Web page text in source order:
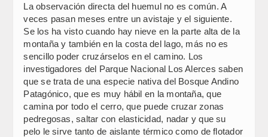
La observación directa del huemul no es común. A
veces pasan meses entre un avistaje y el siguiente.
Se los ha visto cuando hay nieve en la parte alta de la
montaña y también en la costa del lago, más no es
sencillo poder cruzárselos en el camino. Los
investigadores del Parque Nacional Los Alerces saben
que se trata de una especie nativa del Bosque Andino
Patagónico, que es muy hábil en la montaña, que
camina por todo el cerro, que puede cruzar zonas
pedregosas, saltar con elasticidad, nadar y que su
pelo le sirve tanto de aislante térmico como de flotador